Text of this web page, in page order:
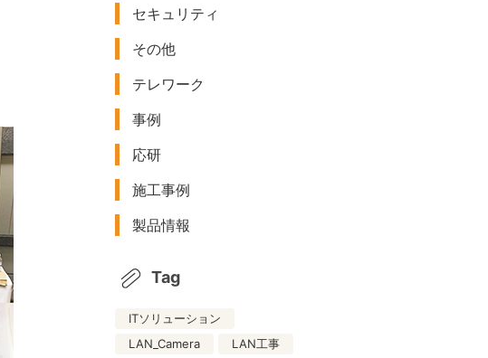
セキュリティ
その他
テレワーク
事例
応研
施工事例
製品情報
Tag
ITソリューション
LAN_Camera
LAN工事